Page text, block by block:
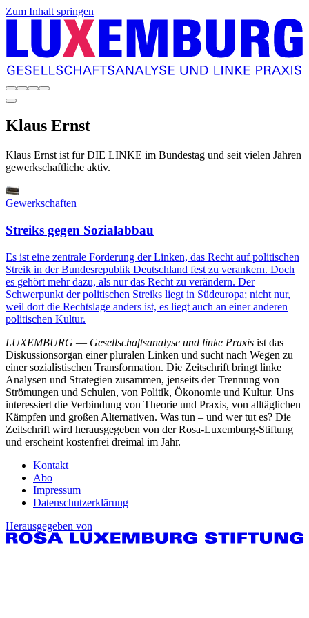
Zum Inhalt springen
Klaus Ernst
Klaus Ernst ist für DIE LINKE im Bundestag und seit vielen Jahren
gewerkschaftliche aktiv.
Gewerkschaften
Streiks gegen Sozialabbau
Es ist eine zentrale Forderung der Linken, das Recht auf politischen
Streik in der Bundesrepublik Deutschland fest zu verankern. Doch
es gehört mehr dazu, als nur das Recht zu verändern. Der
Schwerpunkt der politischen Streiks liegt in Südeuropa; nicht nur,
weil dort die Rechtslage anders ist, es liegt auch an einer anderen
politischen Kultur.
LUXEMBURG — Gesellschaftsanalyse und linke Praxis ist das
Diskussionsorgan einer pluralen Linken und sucht nach Wegen zu
einer sozialistischen Transformation. Die Zeitschrift bringt linke
Analysen und Strategien zusammen, jenseits der Trennung von
Strömungen und Schulen, von Politik, Ökonomie und Kultur. Uns
interessiert die Verbindung von Theorie und Praxis, von alltäglichen
Kämpfen und großen Alternativen. Was tun – und wer tut es? Die
Zeitschrift wird herausgegeben von der Rosa-Luxemburg-Stiftung
und erscheint kostenfrei dreimal im Jahr.
Kontakt
Abo
Impressum
Datenschutzerklärung
Herausgegeben von